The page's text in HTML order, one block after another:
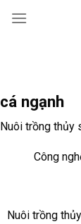
cá ngạnh
Nuôi trồng thủy
Công
Nuôi trồng